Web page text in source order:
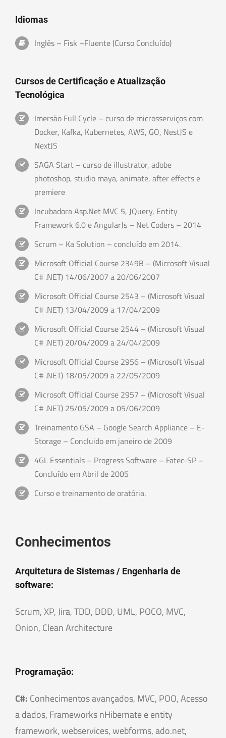
Idiomas
Inglês – Fisk –Fluente (Curso Concluído)
Cursos de Certificação e Atualização
Tecnológica
Imersão Full Cycle – curso de microsserviços com
Docker, Kafka, Kubernetes, AWS, GO, NestJS e
NextJS
SAGA Start – curso de illustrator, adobe
photoshop, studio maya, animate, after effects e
premiere
Incubadora Asp.Net MVC 5, JQuery, Entity
Framework 6.0 e AngularJs – Net Coders – 2014
Scrum – Ka Solution – concluído em 2014.
Microsoft Official Course 2349B – (Microsoft Visual
C# .NET) 14/06/2007 a 20/06/2007
Microsoft Official Course 2543 – (Microsoft Visual
C# .NET) 13/04/2009 a 17/04/2009
Microsoft Official Course 2544 – (Microsoft Visual
C# .NET) 20/04/2009 a 24/04/2009
Microsoft Official Course 2956 – (Microsoft Visual
C# .NET) 18/05/2009 a 22/05/2009
Microsoft Official Course 2957 – (Microsoft Visual
C# .NET) 25/05/2009 a 05/06/2009
Treinamento GSA – Google Search Appliance – E-
Storage – Concluido em janeiro de 2009
4GL Essentials – Progress Software – Fatec-SP –
Concluído em Abril de 2005
Curso e treinamento de oratória.
Conhecimentos
Arquitetura de Sistemas / Engenharia de
software:
Scrum, XP, Jira, TDD, DDD, UML, POCO, MVC,
Onion, Clean Architecture
Programação:
C#: Conhecimentos avançados, MVC, POO, Acesso
a dados, Frameworks nHibernate e entity
framework, webservices, webforms, ado.net,